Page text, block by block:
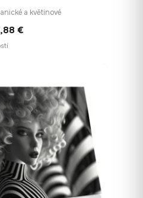
a květinové
€
167,88 €